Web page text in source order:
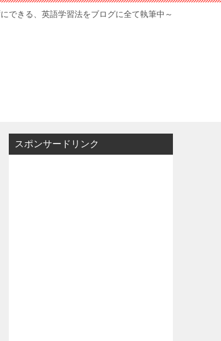
できる、英語学習法をブログに全て執筆中～
スポンサードリンク